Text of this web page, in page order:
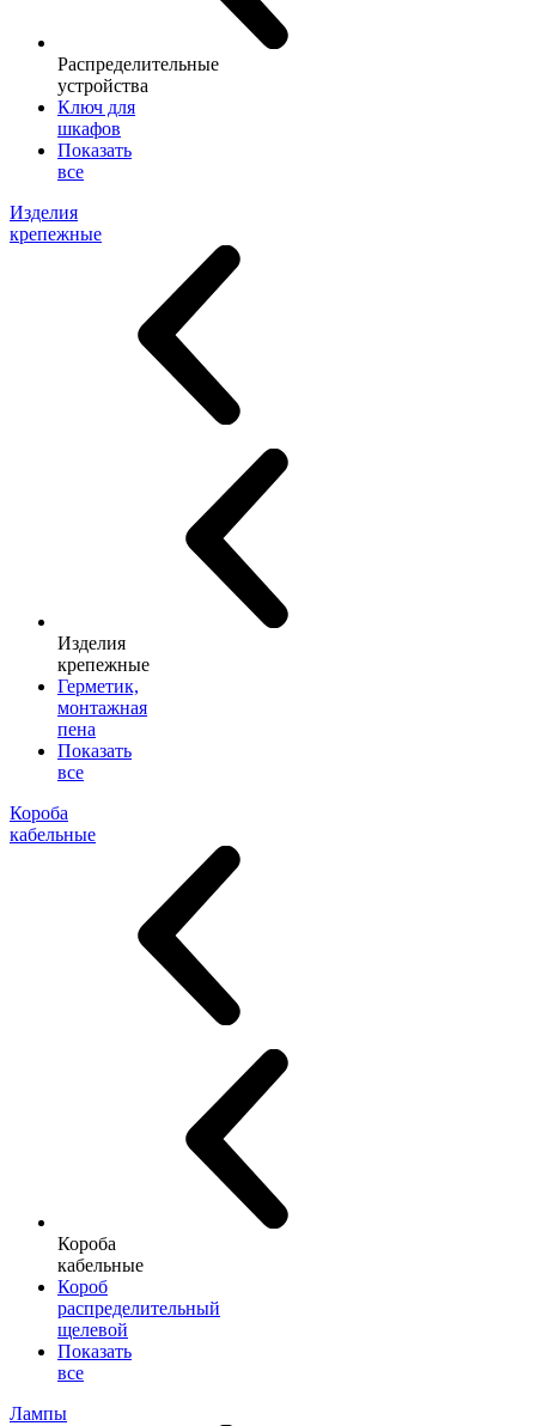
Распределительные
устройства
Ключ для
шкафов
Показать
все
Изделия
крепежные
Изделия
крепежные
Герметик,
монтажная
пена
Показать
все
Короба
кабельные
Короба
кабельные
Короб
распределительный
щелевой
Показать
все
Лампы